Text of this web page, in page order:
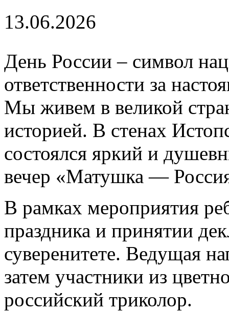
13.06.2026
День России – символ
ответственности за
Мы живем в великой
историей. В стенах
состоялся яркий и
вечер «Матушка —
В рамках мероприятия
праздника и принятии
суверенитете. Ведущая
затем участники из
российский триколор.